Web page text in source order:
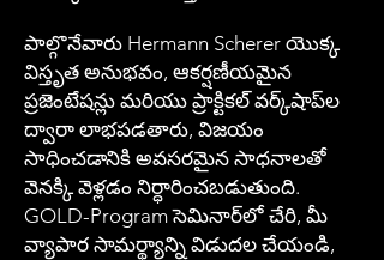
పాల్గొనేవారు Hermann Scherer యొక్క
విస్తృత అనుభవం, ఆకర్షణీయమైన
ప్రజెంటేషన్లు మరియు ప్రాక్టికల్ వర్క్‌షాప్‌ల
ద్వారా లాభపడతారు, విజయం
సాధించడానికి అవసరమైన సాధనాలతో
వెనక్కి వెళ్లడం నిర్ధారించబడుతుంది.
GOLD-Program సెమినార్‌లో చేరి, మీ
వ్యాపార సామర్థ్యాన్ని విడుదల చేయండి,